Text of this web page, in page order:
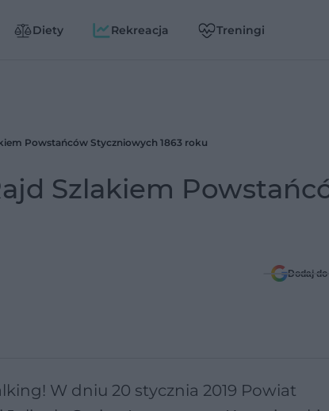
Diety Rekreacja Treningi
Powstańców Styczniowych 1863 roku
Szlakiem
Dodaj
W dniu 20 stycznia 2019 Powiat